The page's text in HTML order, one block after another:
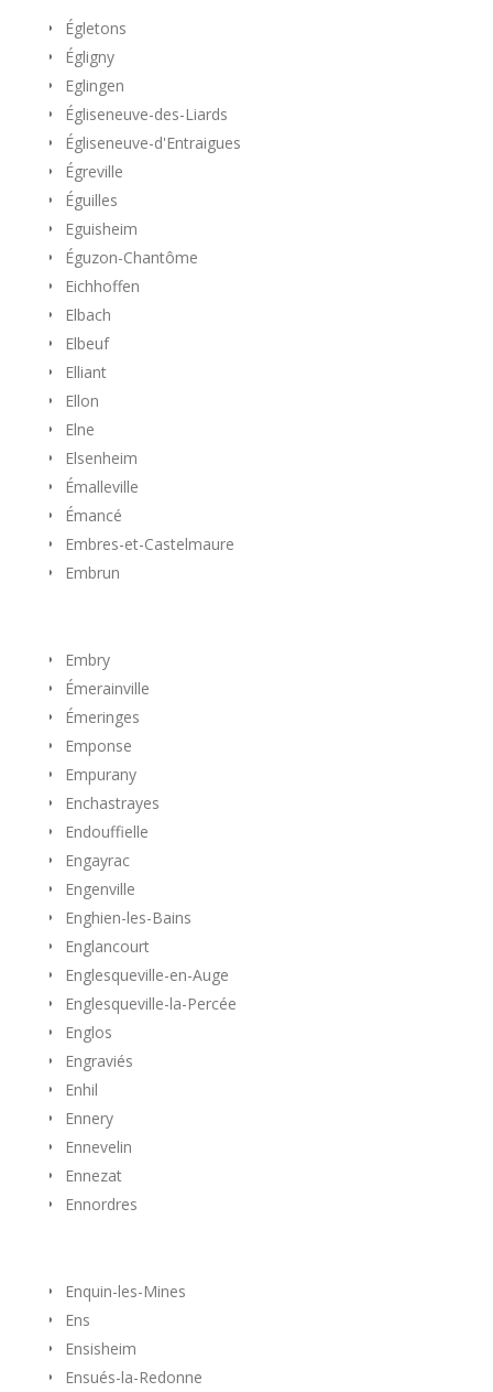
Égletons
Égligny
Eglingen
Égliseneuve-des-Liards
Égliseneuve-d'Entraigues
Égreville
Éguilles
Eguisheim
Éguzon-Chantôme
Eichhoffen
Elbach
Elbeuf
Elliant
Ellon
Elne
Elsenheim
Émalleville
Émancé
Embres-et-Castelmaure
Embrun
Embry
Émerainville
Émeringes
Emponse
Empurany
Enchastrayes
Endouffielle
Engayrac
Engenville
Enghien-les-Bains
Englancourt
Englesqueville-en-Auge
Englesqueville-la-Percée
Englos
Engraviés
Enhil
Ennery
Ennevelin
Ennezat
Ennordres
Enquin-les-Mines
Ens
Ensisheim
Ensués-la-Redonne